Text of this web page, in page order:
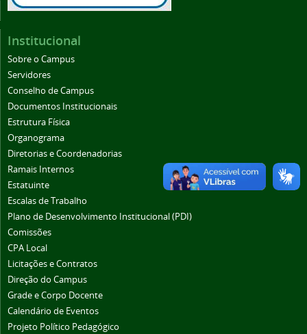
Institucional
Sobre o Campus
Servidores
Conselho de Campus
Documentos Institucionais
Estrutura Física
Organograma
Diretorias e Coordenadorias
Ramais Internos
Estatuinte
Escalas de Trabalho
Plano de Desenvolvimento Institucional (PDI)
Comissões
CPA Local
Licitações e Contratos
Direção do Campus
Grade e Corpo Docente
Calendário de Eventos
Projeto Político Pedagógico